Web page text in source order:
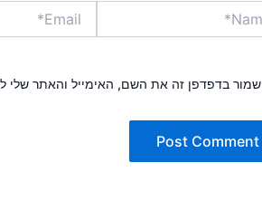
שמור בדפדפן זה את השם, האימייל והאתר שלי